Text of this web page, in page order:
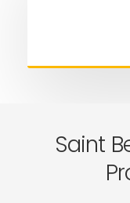
Saint